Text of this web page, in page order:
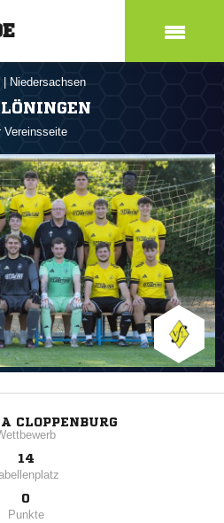
Niedersachsen
Vereinsseite
CLOPPENBURG
14
0
Punkte